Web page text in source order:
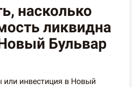
насколько
ликвидна
Бульвар
или инвестиция в Новый